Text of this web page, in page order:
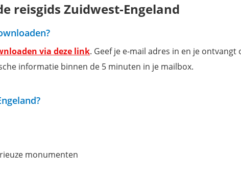
reisgids Zuidwest-Engeland
via deze link. Geef je e-mail adres in en je ontvangt
informatie binnen de 5 minuten in je mailbox.
monumenten